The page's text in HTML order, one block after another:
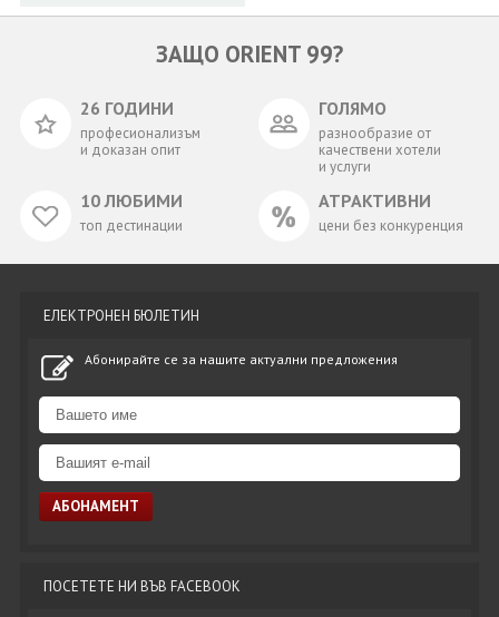
ЗАЩО ORIENT 99?
26 ГОДИНИ
професионализъм
и доказан опит
ГОЛЯМО
разнообразие от
качествени хотели
и услуги
10 ЛЮБИМИ
топ дестинации
АТРАКТИВНИ
цени без конкуренция
ЕЛЕКТРОНЕН БЮЛЕТИН
Абонирайте се за нашите актуални предложения
ПОСЕТЕТЕ НИ ВЪВ FACEBOOK